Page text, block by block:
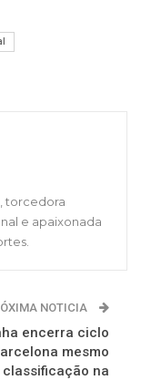
torcedora
e apaixonada
NOTICIA
encerra ciclo
mesmo
classificação na